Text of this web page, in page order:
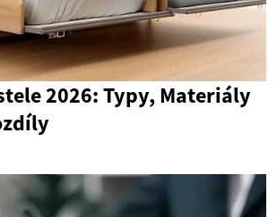
2026: Typy, Materiály